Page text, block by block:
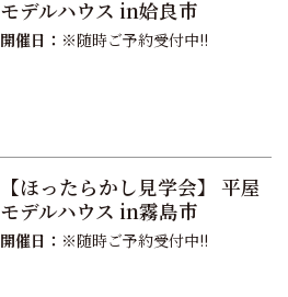
モデルハウス in姶良市
開催日： ※随時ご予約受付中!!
【ほったらかし見学会】 平屋
モデルハウス in霧島市
開催日： ※随時ご予約受付中!!